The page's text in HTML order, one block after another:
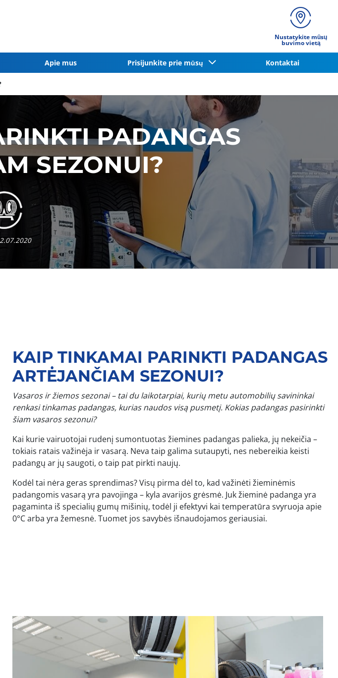
Nustatykite mūsų
buvimo vietą
Apie mus Prisijunkite prie mūsų Kontaktai
PADANGAS
SEZONUI?
KAIP TINKAMAI PARINKTI PADANGAS
ARTĖJANČIAM SEZONUI?
Vasaros ir žiemos sezonai – tai du laikotarpiai, kurių metu automobilių savininkai
renkasi tinkamas padangas, kurias naudos visą pusmetį. Kokias padangas pasirinkti
šiam vasaros sezonui?
Kai kurie vairuotojai rudenį sumontuotas žiemines padangas palieka, jų nekeičia –
tokiais ratais važinėja ir vasarą. Neva taip galima sutaupyti, nes nebereikia keisti
padangų ar jų saugoti, o taip pat pirkti naujų.
Kodėl tai nėra geras sprendimas? Visų pirma dėl to, kad važinėti žieminėmis
padangomis vasarą yra pavojinga – kyla avarijos grėsmė. Juk žieminė padanga yra
pagaminta iš specialių gumų mišinių, todėl ji efektyvi kai temperatūra svyruoja apie
0°C arba yra žemesnė. Tuomet jos savybės išnaudojamos geriausiai.